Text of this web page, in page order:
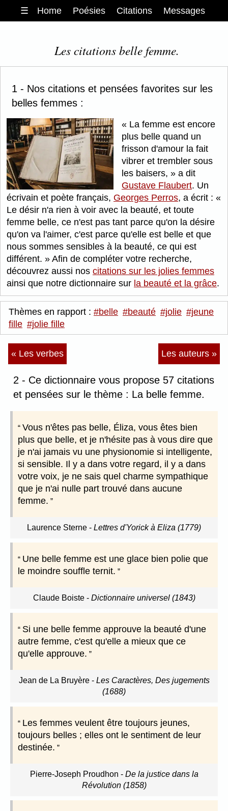
☰ Home Poésies Citations Messages
Les citations belle femme.
1 - Nos citations et pensées favorites sur les
belles femmes :
La femme est encore
plus belle quand un
frisson d'amour la fait
vibrer et trembler sous
les baisers,
a dit
Gustave Flaubert. Un
écrivain et poète français, Georges Perros, a écrit :
Le désir n'a rien à voir avec la beauté, et toute
femme belle, ce n'est pas tant parce qu'on la désire
qu'on va l'aimer, c'est parce qu'elle est belle et que
nous sommes sensibles à la beauté, ce qui est
différent.
Afin de compléter votre recherche,
découvrez aussi nos citations sur les jolies femmes
ainsi que notre dictionnaire sur la beauté et la grâce.
Thèmes en rapport : #belle #beauté #jolie #jeune
fille #jolie fille
« Les verbes Les auteurs »
2 - Ce dictionnaire vous propose 57 citations
et pensées sur le thème : La belle femme.
Vous n'êtes pas belle, Éliza, vous êtes bien
plus que belle, et je n'hésite pas à vous dire que
je n'ai jamais vu une physionomie si intelligente,
si sensible. Il y a dans votre regard, il y a dans
votre voix, je ne sais quel charme sympathique
que je n'ai nulle part trouvé dans aucune
femme.
Laurence Sterne - Lettres d'Yorick à Eliza (1779)
Une belle femme est une glace bien polie que
le moindre souffle ternit.
Claude Boiste- Dictionnaire universel (1843)
Si une belle femme approuve la beauté d'une
autre femme, c'est qu'elle a mieux que ce
qu'elle approuve.
Jean de La Bruyère- Les Caractères, Des jugements
(1688)
Les femmes veulent être toujours jeunes,
toujours belles ; elles ont le sentiment de leur
destinée.
Pierre-Joseph Proudhon - De la justice dans la
Révolution (1858)